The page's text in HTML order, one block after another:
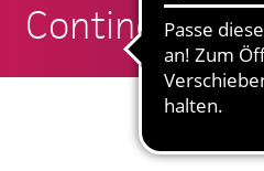
Continentale: